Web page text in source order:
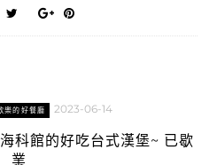
樂的好餐廳 2023-06-14
科館的好吃台式漢堡~ 已歇
業